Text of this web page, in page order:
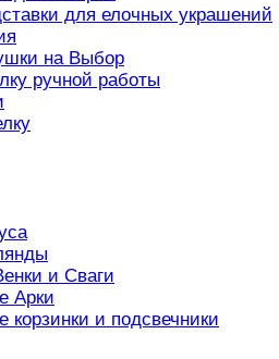
для елочных украшений
на Выбор
ручной работы
и Сваги
Арки
корзинки и подсвечники